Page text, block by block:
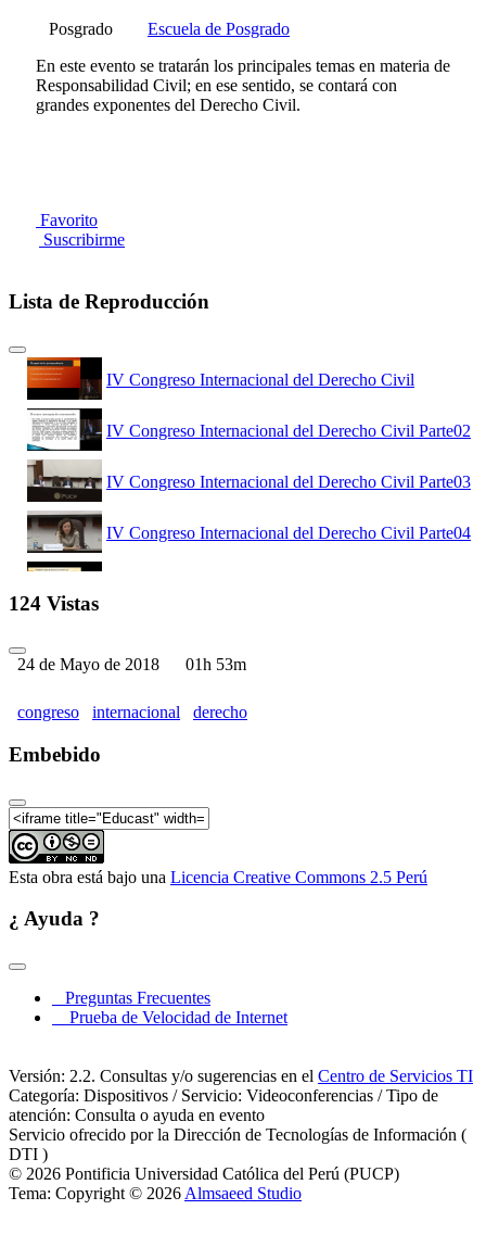
Posgrado
Escuela de Posgrado
En este evento se tratarán los principales temas en materia de
Responsabilidad Civil; en ese sentido, se contará con
grandes exponentes del Derecho Civil.
Favorito
Suscribirme
Lista de Reproducción
IV Congreso Internacional del Derecho Civil
IV Congreso Internacional del Derecho Civil Parte02
IV Congreso Internacional del Derecho Civil Parte03
IV Congreso Internacional del Derecho Civil Parte04
124 Vistas
24 de Mayo de 2018 01h 53m
congreso internacional derecho
Embebido
Esta obra está bajo una Licencia Creative Commons 2.5 Perú
¿ Ayuda ?
Preguntas Frecuentes
Prueba de Velocidad de Internet
Versión: 2.2. Consultas y/o sugerencias en el Centro de Servicios TI
Categoría: Dispositivos / Servicio: Videoconferencias / Tipo de
atención: Consulta o ayuda en evento
Servicio ofrecido por la Dirección de Tecnologías de Información (
DTI )
© 2026 Pontificia Universidad Católica del Perú (PUCP)
Tema: Copyright © 2026 Almsaeed Studio